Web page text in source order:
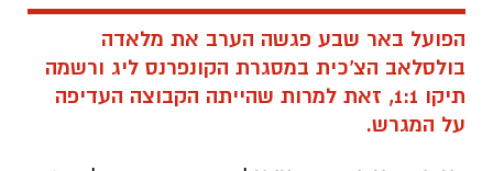
על המגרש.
כאמור, האדומים הגיעו אל המשחק כשבסגל ניתן
למצוא את קינגס קאנגווה, שחקן הרכש החדש,
בעוד החלוץ פול גריטה שהצטרף לקבוצה לבסוף